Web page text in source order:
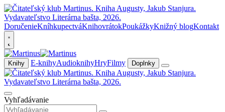
DoručenieKníhkupectváKnihovrátokPoukážkyKnižný blogKontakt
Knihy E-knihyAudioknihyHryFilmy Doplnky
Vyhľadávanie